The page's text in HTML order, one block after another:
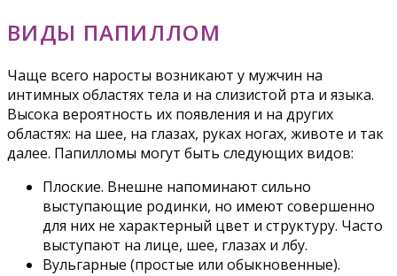
ВИДЫ ПАПИЛЛОМ
Чаще всего наросты возникают у мужчин на
интимных областях тела и на слизистой рта и языка.
Высока вероятность их появления и на других
областях: на шее, на глазах, руках ногах, животе и так
далее. Папилломы могут быть следующих видов:
Плоские. Внешне напоминают сильно
выступающие родинки, но имеют совершенно
для них не характерный цвет и структуру. Часто
выступают на лице, шее, глазах и лбу.
Вульгарные (простые или обыкновенные).